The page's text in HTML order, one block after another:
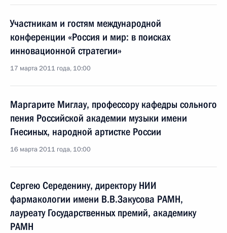
Участникам и гостям международной
конференции «Россия и мир: в поисках
инновационной стратегии»
17 марта 2011 года, 10:00
Маргарите Миглау, профессору кафедры сольного
пения Российской академии музыки имени
Гнесиных, народной артистке России
16 марта 2011 года, 10:00
Сергею Середенину, директору НИИ
фармакологии имени В.В.Закусова РАМН,
лауреату Государственных премий, академику
РАМН